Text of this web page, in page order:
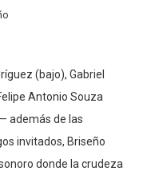
(bajo), Gabriel
Antonio Souza
además de las
invitados, Briseño
donde la crudeza